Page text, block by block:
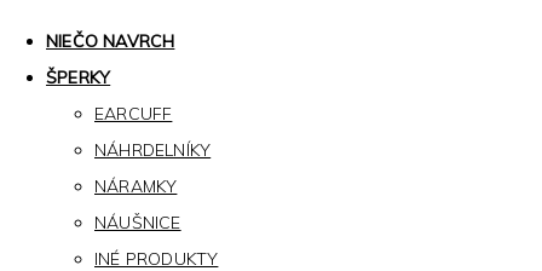
NIEČO NAVRCH
ŠPERKY
EARCUFF
NÁHRDELNÍKY
NÁRAMKY
NÁUŠNICE
INÉ PRODUKTY